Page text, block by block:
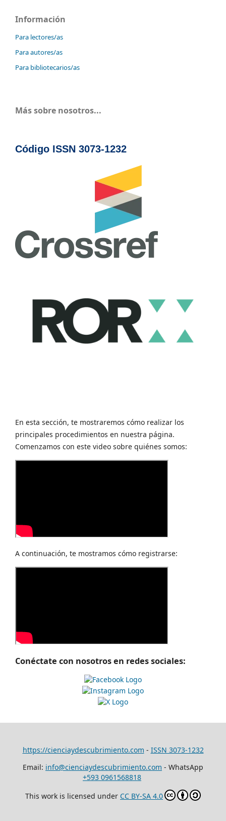
Información
Para lectores/as
Para autores/as
Para bibliotecarios/as
Más sobre nosotros...
Código ISSN 3073-1232
En esta sección, te mostraremos cómo realizar los
principales procedimientos en nuestra página.
Comenzamos con este video sobre quiénes somos:
A continuación, te mostramos cómo registrarse:
Conéctate con nosotros en redes sociales:
https://cienciaydescubrimiento.com - ISSN 3073-1232
Email: info@cienciaydescubrimiento.com - WhatsApp
+593 0961568818
This work is licensed under CC BY-SA 4.0